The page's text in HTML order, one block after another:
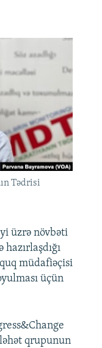
Tədrisi
üzrə növbəti
müdafiəçisi
üçün
qrupunun